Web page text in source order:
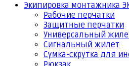
Экипировка монтажника
Рабочие перчатки
Защитные перчатки
Универсальный
Сигнальный жилет
Сумка-скрутка для